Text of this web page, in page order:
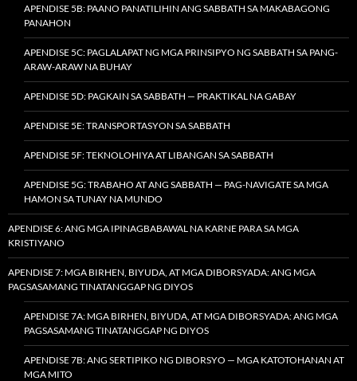
APENDISE 5B: PAANO PANATILIHIN ANG SABBATH SA MAKABAGONG
PANAHON
APENDISE 5C: PAGLALAPAT NG MGA PRINSIPYO NG SABBATH SA PANG-
ARAW-ARAW NA BUHAY
APENDISE 5D: PAGKAIN SA SABBATH — PRAKTIKAL NA GABAY
APENDISE 5E: TRANSPORTASYON SA SABBATH
APENDISE 5F: TEKNOLOHIYA AT LIBANGAN SA SABBATH
APENDISE 5G: TRABAHO AT ANG SABBATH — PAG-NAVIGATE SA MGA
HAMON SA TUNAY NA MUNDO
APENDISE 6: ANG MGA IPINAGBABAWAL NA KARNE PARA SA MGA
KRISTIYANO
APENDISE 7: MGA BIRHEN, BIYUDA, AT MGA DIBORSYADA: ANG MGA
PAGSASAMANG TINATANGGAP NG DIYOS
APENDISE 7A: MGA BIRHEN, BIYUDA, AT MGA DIBORSYADA: ANG MGA
PAGSASAMANG TINATANGGAP NG DIYOS
APENDISE 7B: ANG SERTIPIKO NG DIBORSYO — MGA KATOTOHANAN AT
MGA MITO